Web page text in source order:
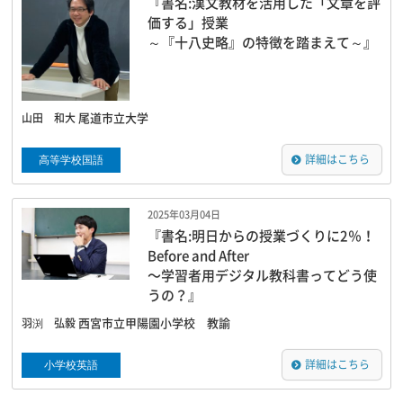
『書名:漢文教材を活用した「文章を評
価する」授業
～『十八史略』の特徴を踏まえて～』
山田 和大 尾道市立大学
高等学校国語 詳細はこちら
2025年03月04日
『書名:明日からの授業づくりに2％！
Before and After
〜学習者用デジタル教科書ってどう使
うの？』
羽渕 弘毅 西宮市立甲陽園小学校 教諭
小学校英語 詳細はこちら